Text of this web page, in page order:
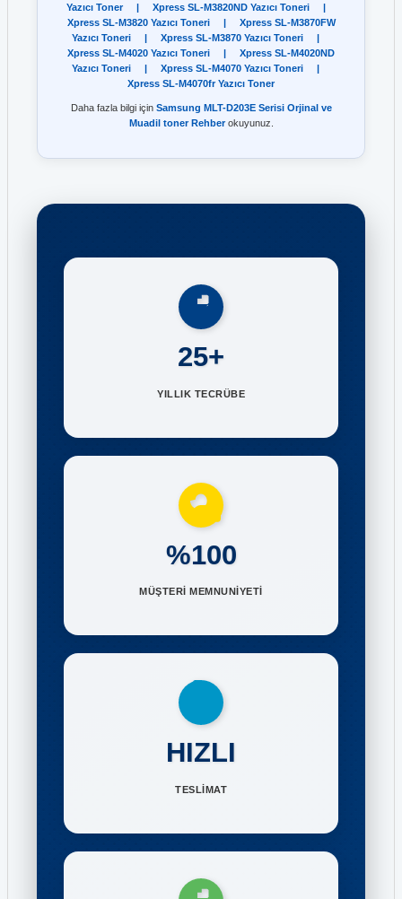
Yazıcı Toner | Xpress SL-M3820ND Yazıcı Toneri
|
Xpress SL-M3820 Yazıcı Toneri
|
Xpress SL-M3870FW
Yazıcı Toneri
| Xpress SL-M3870 Yazıcı Toneri
|
Xpress SL-M4020 Yazıcı Toneri
|
Xpress SL-M4020ND
Yazıcı Toneri
| Xpress SL-M4070 Yazıcı Toneri
|
Xpress SL-M4070fr Yazıcı Toner
Daha fazla bilgi için Samsung MLT-D203E Serisi Orjinal ve
Muadil toner Rehberokuyunuz.
25+
YILLIK TECRÜBE
%100
MÜŞTERİ MEMNUNİYETİ
HIZLI
TESLİMAT